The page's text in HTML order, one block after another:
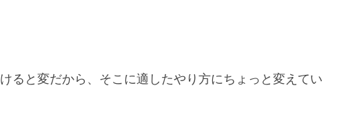
ると変だから、そこに適したやり方にちょっと変えてい